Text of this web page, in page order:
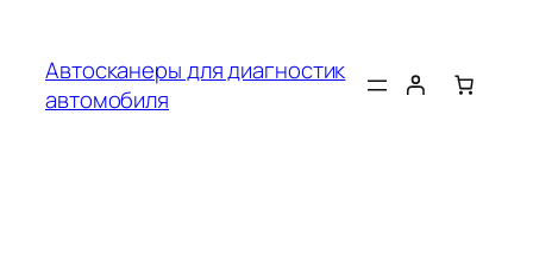
содержимому
Автосканеры для диагностик
автомобиля